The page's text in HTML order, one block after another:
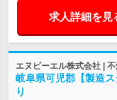
求人詳細を見
エヌビーエル株式会社 |
岐阜県可児郡【製造
り